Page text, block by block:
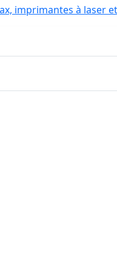
imprimantes à laser